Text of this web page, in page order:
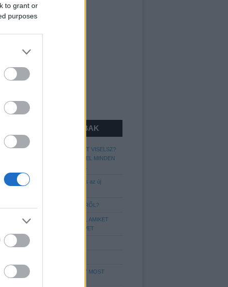
to grant or
purposes
LEGOLVASOTTABBAK
MIT ÁRUL EL RÓLAD A CIPŐ AMIT VISELSZ?
GARDRÓB-CHECK, CIPŐK AMIVEL MINDEN
Kapaszkodjatok: A lumberszexuális az új
MIT KELL TUDNI AZ ÖVVISELÉSRŐL?
A LEGGYAKORIBB STÍLUSHIBÁK, AMIKET
SAJNOS A LEGTÖBBÜNK ELKÖVET
A 7 legférfiasabb illat 2018-ra
A LEGENDÁS „APU SPORTCIPŐ” MOST